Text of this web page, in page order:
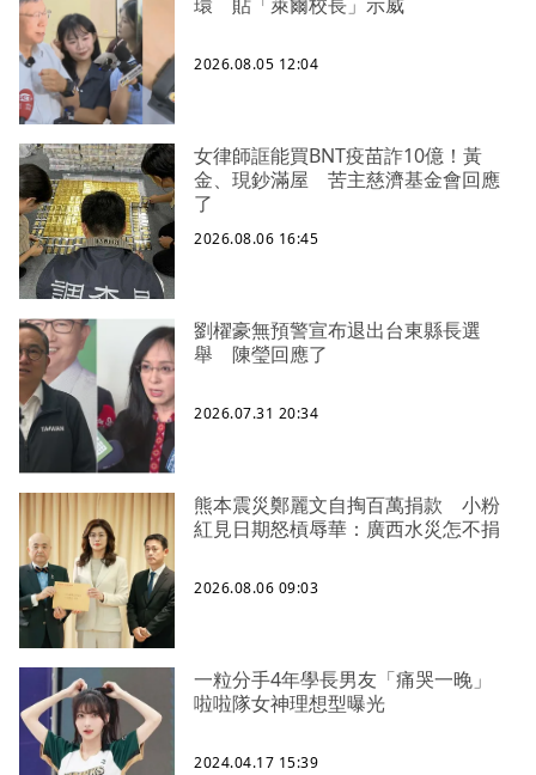
2026.08.05 12:04
女律師誆能買BNT疫苗詐10億！黃
金、現鈔滿屋 苦主慈濟基金會回應
了
2026.08.06 16:45
劉櫂豪無預警宣布退出台東縣長選
舉 陳瑩回應了
2026.07.31 20:34
熊本震災鄭麗文自掏百萬捐款 小粉
紅見日期怒槓辱華：廣西水災怎不捐
2026.08.06 09:03
一粒分手4年學長男友「痛哭一晚」
啦啦隊女神理想型曝光
2024.04.17 15:39